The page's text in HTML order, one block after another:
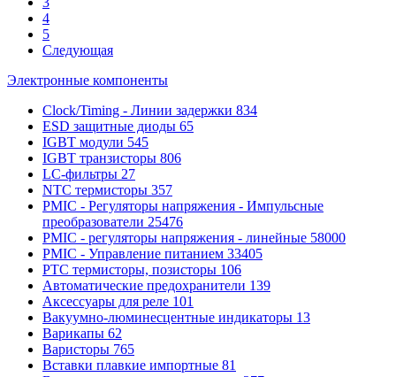
4
5
Следующая
Электронные компоненты
Clock/Timing - Линии задержки 834
ESD защитные диоды 65
IGBT модули 545
IGBT транзисторы 806
LC-фильтры 27
NTC термисторы 357
PMIC - Регуляторы напряжения - Импульсные
преобразователи 25476
PMIC - регуляторы напряжения - линейные 58000
PMIC - Управление питанием 33405
PTC термисторы, позисторы 106
Автоматические предохранители 139
Аксессуары для реле 101
Вакуумно-люминесцентные индикаторы 13
Варикапы 62
Варисторы 765
Вставки плавкие импортные 81